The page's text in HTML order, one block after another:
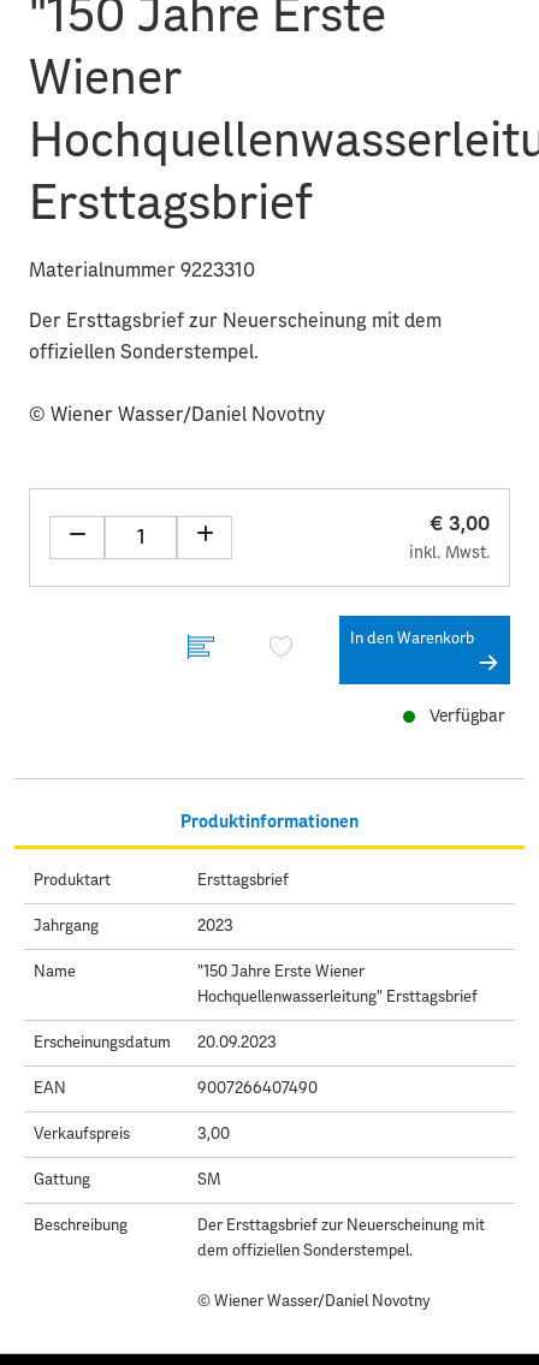
"150 Jahre Erste
Wiener
Ersttagsbrief
Materialnummer 9223310
Der Ersttagsbrief zur Neuerscheinung mit dem
offiziellen Sonderstempel.
© Wiener Wasser/Daniel Novotny
€ 3,00
inkl. Mwst.
In den Warenkorb
Verfügbar
Produktinformationen
Produktart Ersttagsbrief
Jahrgang 2023
Name
"150 Jahre Erste Wiener
Hochquellenwasserleitung" Ersttagsbrief
Erscheinungsdatum 20.09.2023
EAN 9007266407490
Verkaufspreis 3,00
Gattung SM
Beschreibung
Der Ersttagsbrief zur Neuerscheinung mit
dem offiziellen Sonderstempel.
© Wiener Wasser/Daniel Novotny